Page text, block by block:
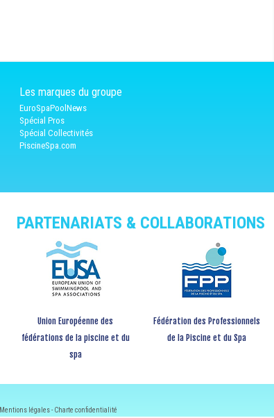
Les marques du groupe
EuroSpaPoolNews
Spécial Pros
Spécial Collectivités
PiscineSpa.com
PARTENARIATS & COLLABORATIONS
Union Européenne des
fédérations de la piscine et du
spa
Fédération des Professionnels
de la Piscine et du Spa
Mentions légales-Charte confidentialité